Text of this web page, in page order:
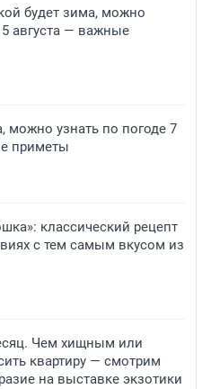
будет зима, можно
августа — важные
можно узнать по погоде 7
приметы
классический рецепт
с тем самым вкусом из
Чем хищным или
квартиру — смотрим
на выставке экзотики